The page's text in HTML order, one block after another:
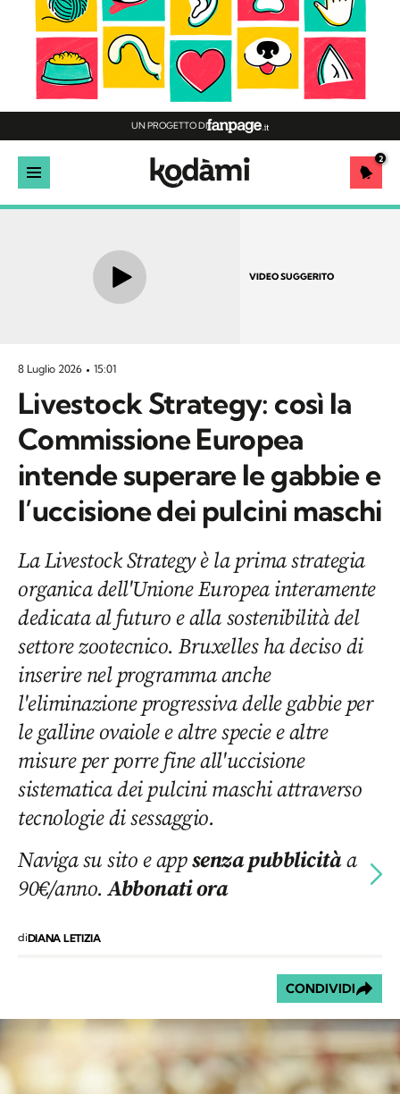
UN PROGETTO DI
2
VIDEO SUGGERITO
8 Luglio 2026 15:01
Livestock Strategy: così la
Commissione Europea
intende superare le gabbie e
l’uccisione dei pulcini maschi
La Livestock Strategy è la prima strategia
organica dell'Unione Europea interamente
dedicata al futuro e alla sostenibilità del
settore zootecnico. Bruxelles ha deciso di
inserire nel programma anche
l'eliminazione progressiva delle gabbie per
le galline ovaiole e altre specie e altre
misure per porre fine all'uccisione
sistematica dei pulcini maschi attraverso
tecnologie di sessaggio.
Naviga su sito e appsenza pubblicitàa
90€/anno.Abbonati ora
diDIANA LETIZIA
CONDIVIDI